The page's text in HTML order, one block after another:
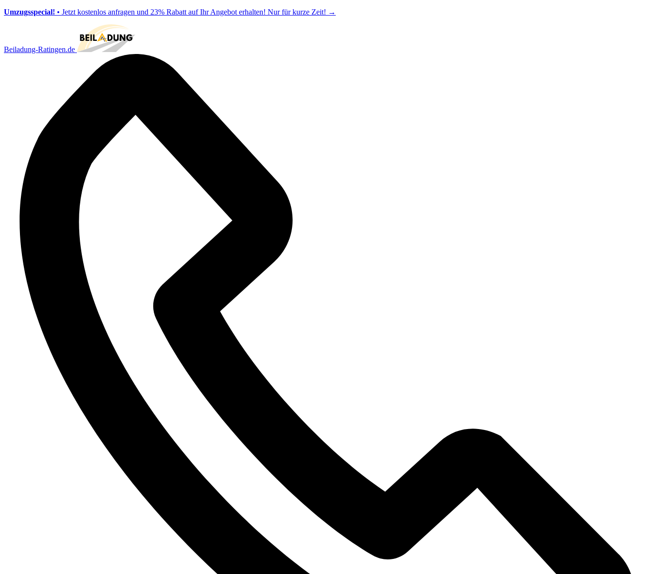
Umzugsspecial! • Jetzt kostenlos anfragen und 23% Rabatt auf Ihr Angebot erhalten! Nur für kurze Zeit! →
Beiladung-Ratingen.de